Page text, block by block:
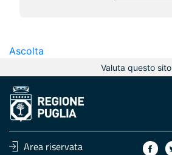
Ascolta
Valuta questo sito
Area riservata